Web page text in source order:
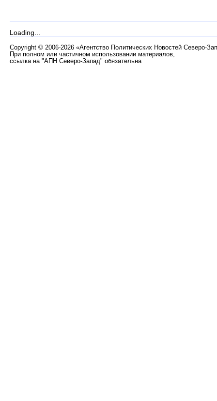
Loading...
Copyright © 2006-2026 «Агентство Политических Новостей Северо-
При полном или частичном использовании материалов,
ссылка на "АПН Северо-Запад" обязательна